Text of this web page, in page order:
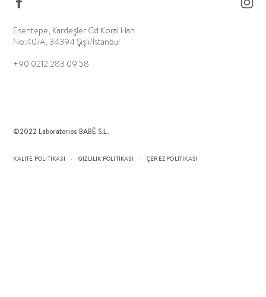
Esentepe, Kardeşler Cd Koral Han
No:40/A, 34394 Şişli/İstanbul
+90 0212 283 09 58
©2022 Laboratorios BABÉ S.L.
KALITE POLITIKASI GİZLİLİK POLİTİKASI ÇEREZ POLITIKASI